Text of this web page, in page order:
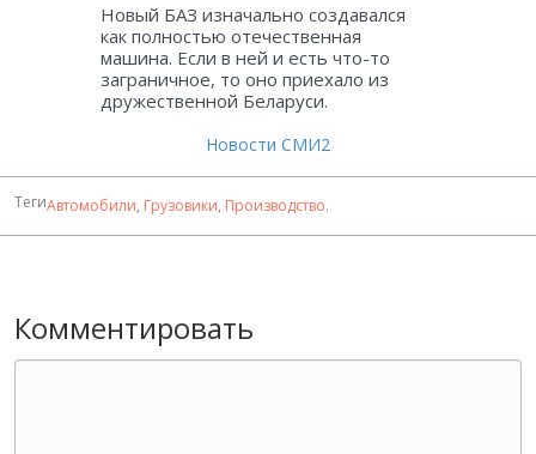
Новый БАЗ изначально создавался
как полностью отечественная
машина. Если в ней и есть что-то
заграничное, то оно приехало из
дружественной Беларуси.
Новости СМИ2
ТегиАвтомобили, Грузовики, Производство.
Комментировать